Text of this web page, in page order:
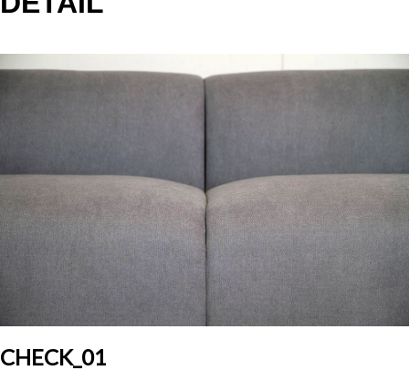
CHECK_01